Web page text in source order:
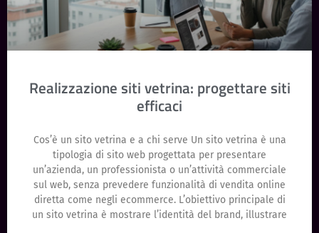
Realizzazione siti vetrina: progettare siti
efficaci
Cos’è un sito vetrina e a chi serve Un sito vetrina è una
tipologia di sito web progettata per presentare
un’azienda, un professionista o un’attività commerciale
sul web, senza prevedere funzionalità di vendita online
diretta come negli ecommerce. L’obiettivo principale di
un sito vetrina è mostrare l’identità del brand, illustrare